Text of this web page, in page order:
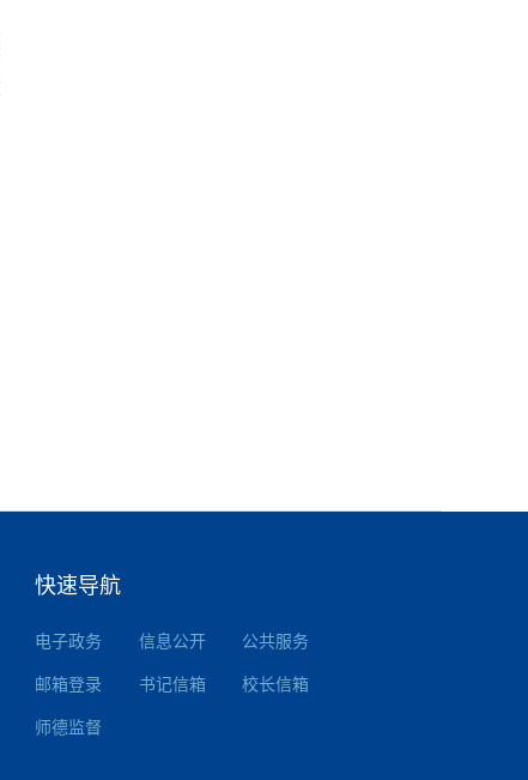
快速导航
电子政务 信息公开 公共服务
邮箱登录 书记信箱 校长信箱
师德监督